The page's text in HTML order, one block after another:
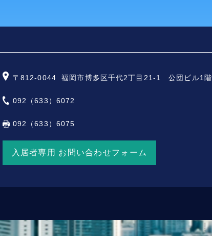
〒812-0044 福岡市博多区千代2丁目21-1 公団ビル1階
092（633）6072
092（633）6075
入居者専用 お問い合わせフォーム